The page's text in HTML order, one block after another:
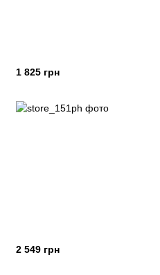
1 825 грн
2 549 грн